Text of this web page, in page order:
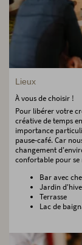
Lieux
À vous de choisir !
Pour libérer votre
créative de temps
importance
pause-café. Car
changement
confortable pour se
Bar avec
Jardin
Terrasse
Lac de